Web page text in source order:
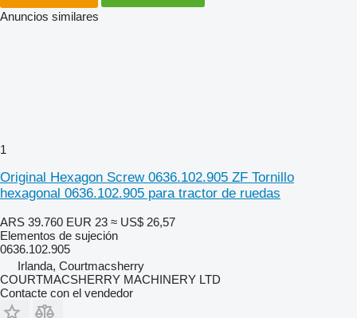
Anuncios similares
1
Original Hexagon Screw 0636.102.905 ZF Tornillo
hexagonal 0636.102.905 para tractor de ruedas
ARS 39.760 EUR 23 ≈ US$ 26,57
Elementos de sujeción
0636.102.905
Irlanda, Courtmacsherry
COURTMACSHERRY MACHINERY LTD
Contacte con el vendedor